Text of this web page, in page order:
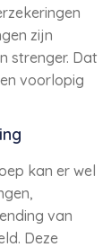
zijn
strenger. Dat
voorlopig
kan er wel
van
Deze